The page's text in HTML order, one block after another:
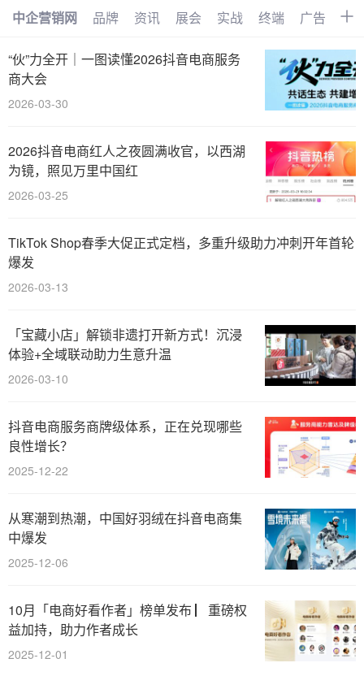
首页 品牌 资讯 展会
实战 时尚
搜索 网络 文化
创业 访谈
智能 AI 物联网 大数据
中企营销网 品牌 资讯 展会 实战 终端 广告 时
“伙”力全开｜一图读懂2026抖音电商服务
商大会
2026-03-30
2026抖音电商红人之夜圆满收官，以西湖
为镜，照见万里中国红
2026-03-25
TikTok Shop春季大促正式定档，多重升级助力冲刺开年首轮
爆发
2026-03-13
「宝藏小店」解锁非遗打开新方式！沉浸
体验+全域联动助力生意升温
2026-03-10
抖音电商服务商牌级体系，正在兑现哪些
良性增长？
2025-12-22
从寒潮到热潮，中国好羽绒在抖音电商集
中爆发
2025-12-06
10月「电商好看作者」榜单发布 ▏重磅权
益加持，助力作者成长
2025-12-01